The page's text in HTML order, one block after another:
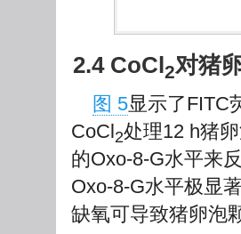
2.4 CoCl 2对猪
图 5显示了FITC
CoCl2处理12 h猪
的Oxo-8-G水平来
Oxo-8-G水平极显
缺氧可导致猪卵泡